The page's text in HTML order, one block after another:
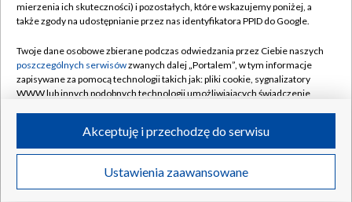
Naziemna Telewizja Cyfrowa
Rada Programowa
System NOS
Informacje o nadawcy
Program dla prasy
Ogłoszenie przetargowe
Pomoc
Kontakt
Kanały
©2026 Telewizja Polska S.A. w likwidacji
mierzenia ich skuteczności) i pozostałych, które wskazujemy poniżej, a
także zgody na udostępnianie przez nas identyfikatora PPID do Google.
Twoje dane osobowe zbierane podczas odwiedzania przez Ciebie naszych
poszczególnych serwisówzwanych dalej „Portalem”, w tym informacje
zapisywane za pomocą technologii takich jak: pliki cookie, sygnalizatory
WWW lub innych podobnych technologii umożliwiających świadczenie
ruchu w Internecie.
Twoje dane osobowe zbierane podczas odwiedzania przez Ciebie
poszczególnych serwisówna Portalu, takie jak adresy IP, identyfikatory
Ustawienia zaawansowane
Akceptuję i przechodzę do serwisu